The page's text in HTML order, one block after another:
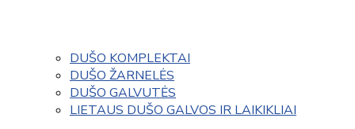
DUŠO KOMPLEKTAI
DUŠO ŽARNELĖS
DUŠO GALVUTĖS
LIETAUS DUŠO GALVOS IR LAIKIKLIAI